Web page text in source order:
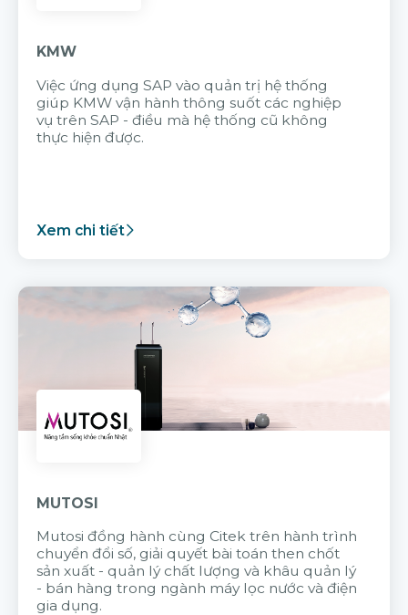
KMW
Việc ứng dụng SAP vào quản trị hệ thống
giúp KMW vận hành thông suốt các nghiệp
vụ trên SAP - điều mà hệ thống cũ không
thực hiện được.
Xem chi tiết
MUTOSI
Mutosi đồng hành cùng Citek trên hành trình
chuyển đổi số, giải quyết bài toán then chốt
sản xuất - quản lý chất lượng và khâu quản lý
- bán hàng trong ngành máy lọc nước và điện
gia dụng.